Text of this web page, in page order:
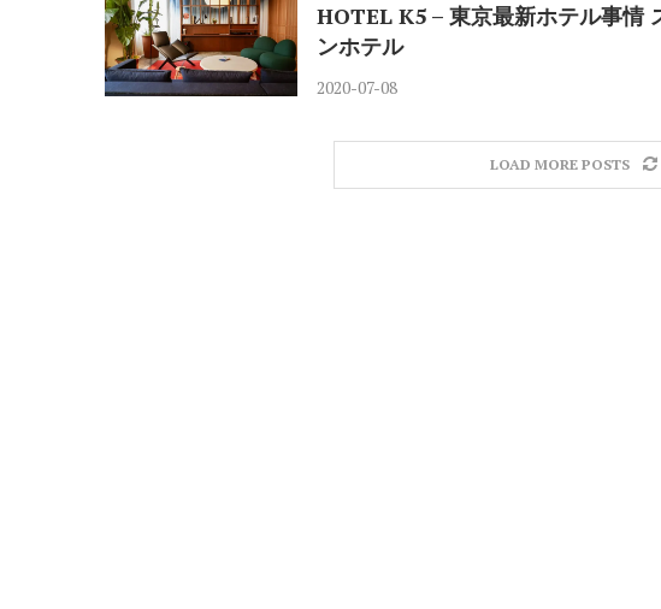
HOTEL K5 – 東京最新ホテル事情
ンホテル
2020-07-08
LOAD MORE POSTS